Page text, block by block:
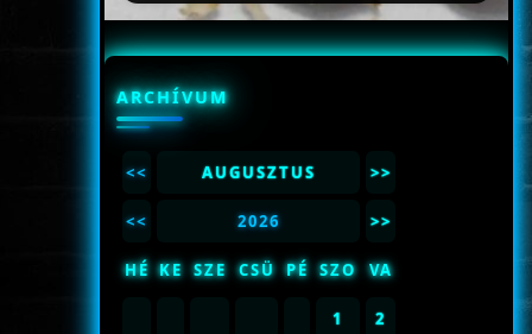
ARCHÍVUM
<< AUGUSZTUS >>
<< 2026 >>
HÉ KE SZE CSÜ PÉ SZO VA
1 2